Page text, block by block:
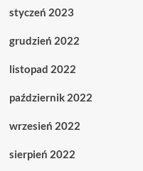
styczeń 2023
grudzień 2022
listopad 2022
październik 2022
wrzesień 2022
sierpień 2022